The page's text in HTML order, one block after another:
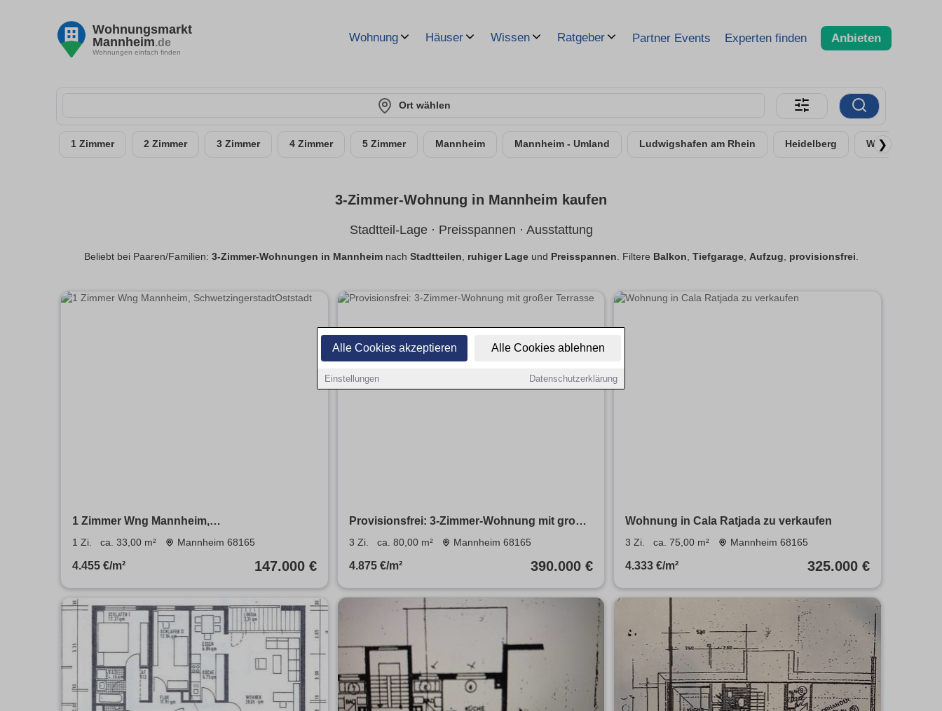
Alle Cookies akzeptieren Alle Cookies ablehnen
Einstellungen Datenschutzerklärung
Wohnungsmarkt
Mannheim.de
Wohnungen einfach finden
Wohnung Häuser Wissen Ratgeber Partner Events Experten finden Anbieten
Ort wählen
1 Zimmer 2 Zimmer 3 Zimmer 4 Zimmer 5 Zimmer Mannheim Mannheim - Umland Ludwigshafen am Rhein Heidelberg Worms
❯
3-Zimmer-Wohnung in Mannheim kaufen
Stadtteil-Lage · Preisspannen · Ausstattung
Beliebt bei Paaren/Familien: 3-Zimmer-Wohnungen in Mannheimnach Stadtteilen, ruhiger Lageund Preisspannen. Filtere Balkon, Tiefgarage, Aufzug, provisionsfrei.
1 Zimmer Wng Mannheim,
SchwetzingerstadtOststadt
1 Zi. ca. 33,00 m² Mannheim 68165
4.455 €/m² 147.000 €
Provisionsfrei: 3-Zimmer-Wohnung mit großer
Terrasse
3 Zi. ca. 80,00 m² Mannheim 68165
4.875 €/m² 390.000 €
Wohnung in Cala Ratjada zu verkaufen
3 Zi. ca. 75,00 m² Mannheim 68165
4.333 €/m² 325.000 €